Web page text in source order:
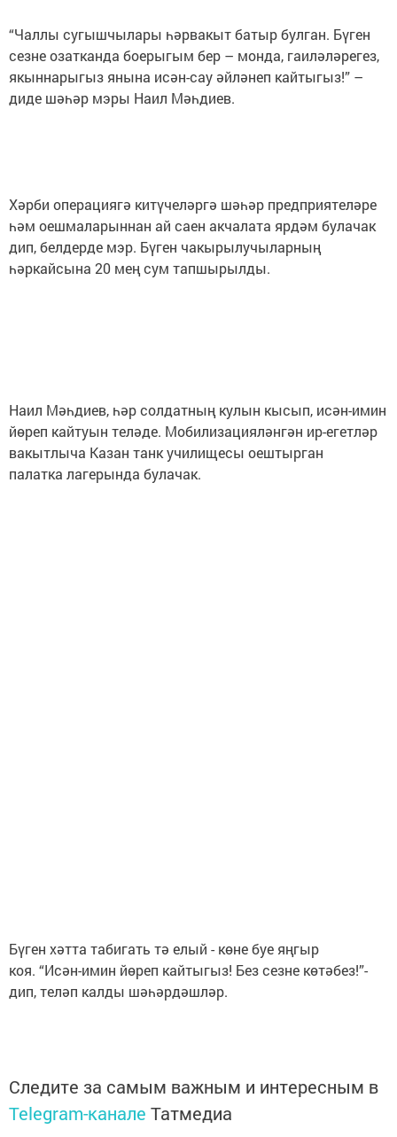
“Чаллы сугышчылары һәрвакыт батыр булган. Бүген
сезне озатканда боерыгым бер – монда, гаиләләрегез,
якыннарыгыз янына исән-сау әйләнеп кайтыгыз!” –
диде шәһәр мэры Наил Мәһдиев.
Хәрби операциягә китүчеләргә шәһәр предприятеләре
һәм оешмаларыннан ай саен акчалата ярдәм булачак
дип, белдерде мэр. Бүген чакырылучыларның
һәркайсына 20 мең сум тапшырылды.
Наил Мәһдиев, һәр солдатның кулын кысып, исән-имин
йөреп кайтуын теләде. Мобилизацияләнгән ир-егетләр
вакытлыча Казан танк училищесы оештырган
палатка лагерында булачак.
Бүген хәтта табигать тә елый - көне буе яңгыр
коя. “Исән-имин йөреп кайтыгыз! Без сезне көтәбез!”-
дип, теләп калды шәһәрдәшләр.
Следите за самым важным и интересным в
Telegram-канале Татмедиа